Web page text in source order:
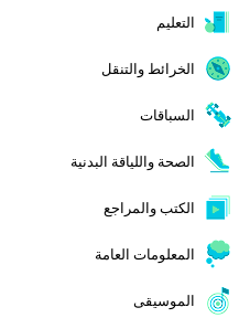
التعليم
الخرائط والتنقل
السباقات
الصحة واللياقة البدنية
الكتب والمراجع
المعلومات العامة
الموسيقى